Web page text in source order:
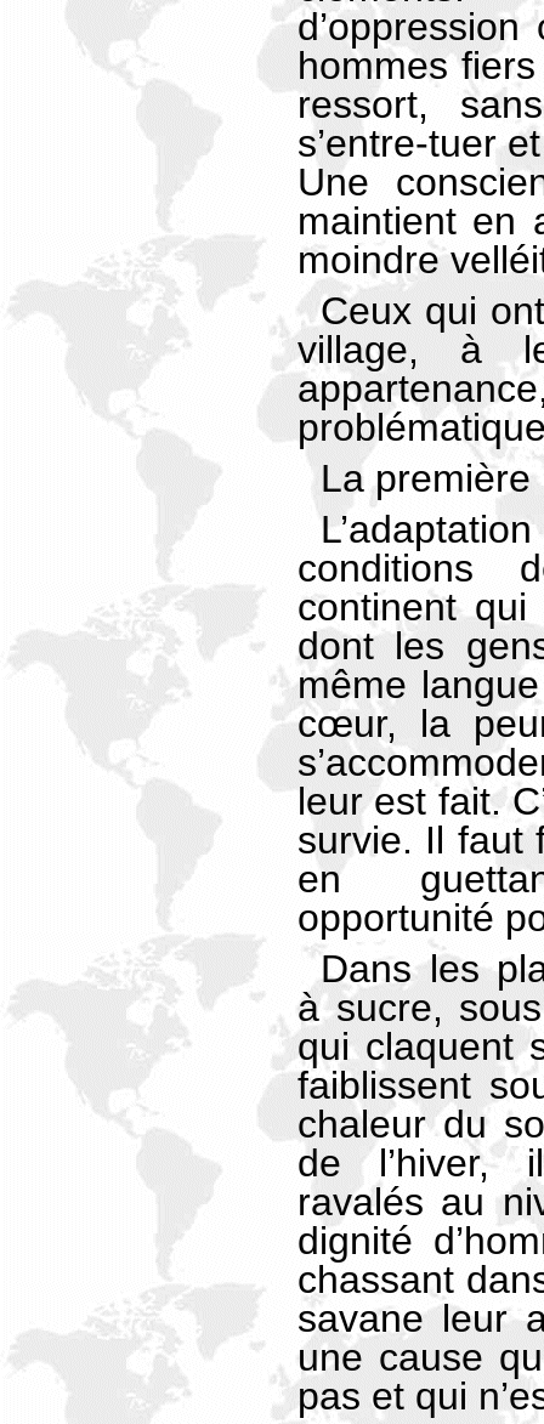
hommes
ressort,
s’entre-tuer
Une
maintient en
moindre
Ceux qui
village, à
La première
conditions
continent
dont les
même
cœur, la
leur est fait.
survie. Il faut
en
opportunité
Dans les
à sucre,
qui claquent
faiblissent
chaleur du
de l’hiver,
ravalés au
dignité
chassant
savane leur
une cause
pas et qui